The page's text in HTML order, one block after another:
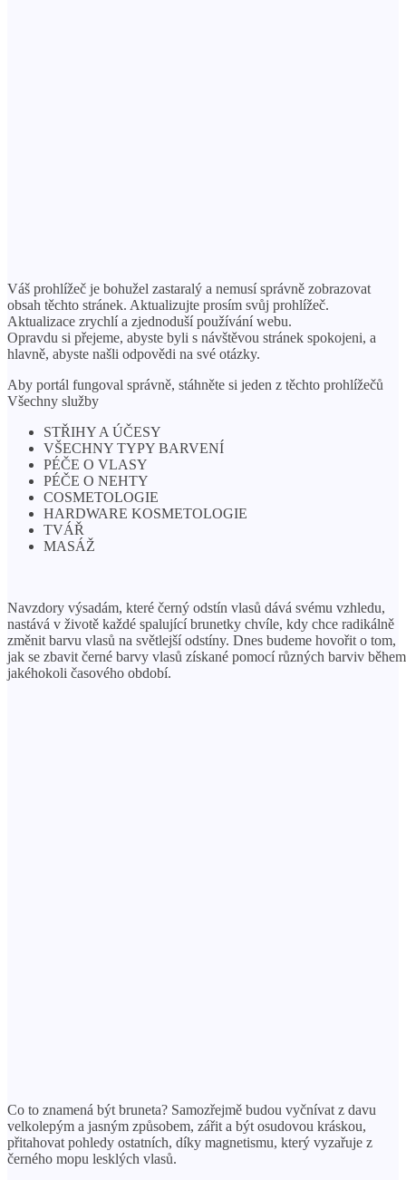
Váš prohlížeč je bohužel zastaralý a nemusí správně zobrazovat
obsah těchto stránek. Aktualizujte prosím svůj prohlížeč.
Aktualizace zrychlí a zjednoduší používání webu.
Opravdu si přejeme, abyste byli s návštěvou stránek spokojeni, a
hlavně, abyste našli odpovědi na své otázky.
Aby portál fungoval správně, stáhněte si jeden z těchto prohlížečů
Všechny služby
STŘIHY A ÚČESY
VŠECHNY TYPY BARVENÍ
PÉČE O VLASY
PÉČE O NEHTY
COSMETOLOGIE
HARDWARE KOSMETOLOGIE
TVÁŘ
MASÁŽ
Navzdory výsadám, které černý odstín vlasů dává svému vzhledu,
nastává v životě každé spalující brunetky chvíle, kdy chce radikálně
změnit barvu vlasů na světlejší odstíny. Dnes budeme hovořit o tom,
jak se zbavit černé barvy vlasů získané pomocí různých barviv během
jakéhokoli časového období.
Co to znamená být bruneta? Samozřejmě budou vyčnívat z davu
velkolepým a jasným způsobem, zářit a být osudovou kráskou,
přitahovat pohledy ostatních, díky magnetismu, který vyzařuje z
černého mopu lesklých vlasů.